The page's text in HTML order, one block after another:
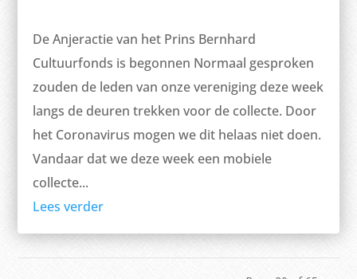
De Anjeractie van het Prins Bernhard
Cultuurfonds is begonnen Normaal gesproken
zouden de leden van onze vereniging deze week
langs de deuren trekken voor de collecte. Door
het Coronavirus mogen we dit helaas niet doen.
Vandaar dat we deze week een mobiele
collecte...
Lees verder